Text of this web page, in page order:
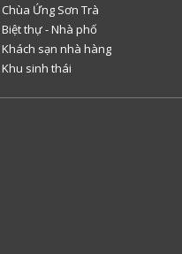
Chùa Ứng Sơn Trà
Biệt thự - Nhà phố
Khách sạn nhà hàng
Khu sinh thái